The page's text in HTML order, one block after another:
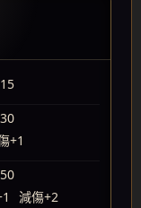
+1
減傷+2